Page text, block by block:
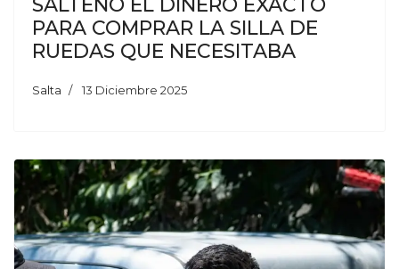
PARA COMPRAR LA SILLA DE
RUEDAS QUE NECESITABA
Salta 13 Diciembre 2025